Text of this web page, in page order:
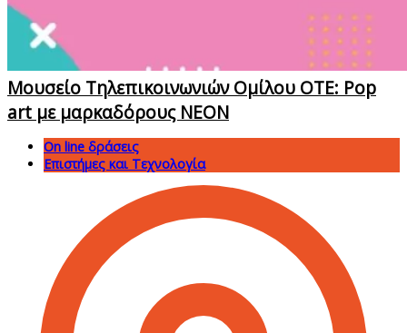
Μουσείο Τηλεπικοινωνιών Ομίλου ΟΤΕ: Pop
art με μαρκαδόρους ΝΕΟΝ
On line δράσεις
Επιστήμες και Τεχνολογία